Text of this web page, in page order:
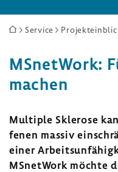
Sie
hier:
Service
MSnet­Work:
machen
Multiple Skle­rose
fenen massiv
einer
MSnet­Work möchte